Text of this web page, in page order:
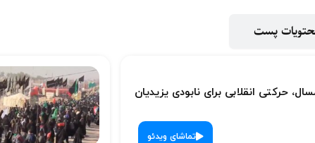
پست
حرکتی انقلابی برای نابودی یزیدیان
تماشای ویدئو